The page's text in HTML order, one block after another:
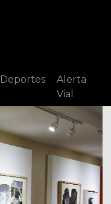
Deportes
Alerta
Vial